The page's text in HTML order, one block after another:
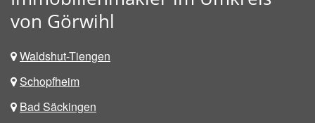
von Görwihl
Waldshut-Tiengen
Schopfheim
Bad Säckingen